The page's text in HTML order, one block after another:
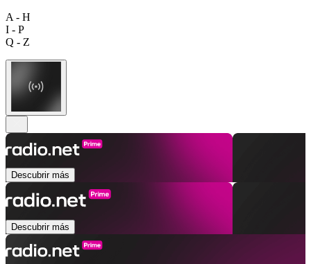
A - H
I - P
Q - Z
Descubrir más
Descubrir más